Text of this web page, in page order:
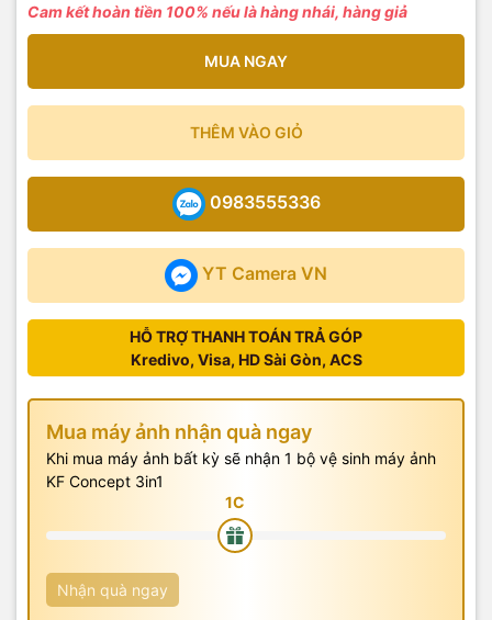
Cam kết hoàn tiền 100% nếu là hàng nhái, hàng giả
MUA NGAY
THÊM VÀO GIỎ
YT Camera VN
0983555336
HỖ TRỢ THANH TOÁN TRẢ GÓP
Kredivo, Visa, HD Sài Gòn, ACS
Mua máy ảnh nhận quà ngay
Khi mua máy ảnh bất kỳ sẽ nhận 1 bộ vệ sinh máy ảnh
KF Concept 3in1
Nhận quà ngay